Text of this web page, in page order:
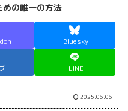
の唯一の方法
Bluesky
LINE
2025.06.06